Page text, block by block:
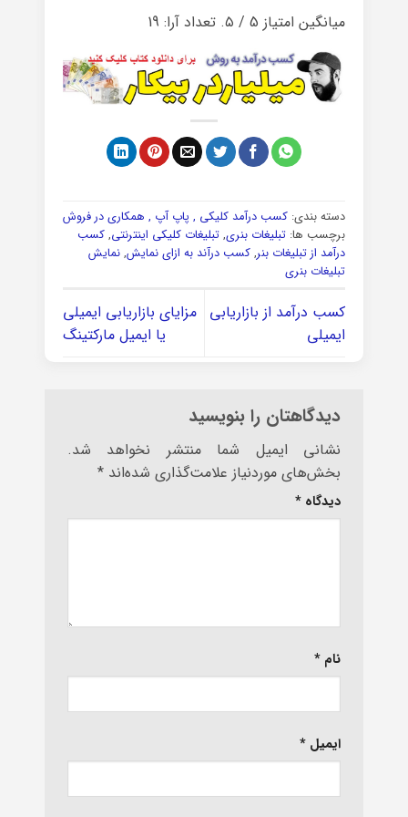
میانگین امتیاز 5/ ۵. تعداد آرا: 19
دسته بندی: کسب درآمد کلیکی , پاپ آپ , همکاری در فروش
برچسب ها: تبلیغات بنری, تبلیغات کلیکی اینترنتی, کسب
درآمد از تبلیغات بنر, کسب درآند به ازای نمایش, نمایش
تبلیغات بنری
کسب درآمد از بازاریابی
ایمیلی
مزایای بازاریابی ایمیلی
یا ایمیل مارکتینگ
دیدگاهتان را بنویسید
نشانی ایمیل شما منتشر نخواهد شد.
بخش‌های موردنیاز علامت‌گذاری شده‌اند *
دیدگاه *
نام *
ایمیل *